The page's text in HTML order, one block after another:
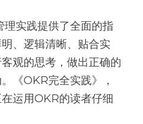
实践提供了全面的指
、逻辑清晰、贴合实
观的思考，做出正确的
《OKR完全实践》，
运用OKR的读者仔细